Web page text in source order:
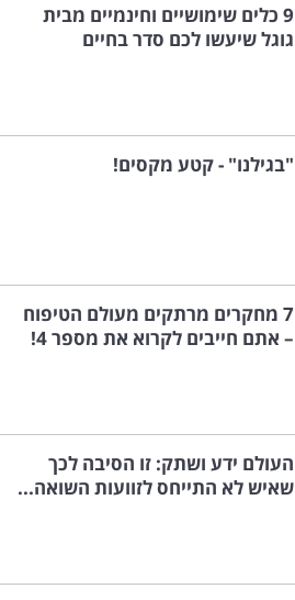
9 כלים שימושיים וחינמיים מבית
גוגל שיעשו לכם סדר בחיים
"בגילנו" - קטע מקסים!
7 מחקרים מרתקים מעולם הטיפוח
– אתם חייבים לקרוא את מספר 4!
העולם ידע ושתק: זו הסיבה לכך
שאיש לא התייחס לזוועות השואה...